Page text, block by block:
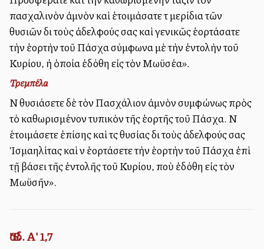
πασχαλινὸν ἀμνὸν καὶ ἑτοιμάσατε τὰ μερίδια τῶν
θυσιῶν διὰ τοὺς ἀδελφούς σας καὶ γενικῶς ἑορτάσατε
τὴν ἑορτὴν τοῦ Πάσχα σύμφωνα μὲ τὴν ἐντολὴν τοῦ
Κυρίου, ἡ ὁποία ἐδόθη εἰς τὸν Μωϋσέα».
Τρεμπέλα
Νὰ θυσιάσετε δὲ τὸν Πασχάλιον ἀμνὸν συμφώνως πρὸς
τὸ καθωρισμένον τυπικὸν τῆς ἑορτῆς τοῦ Πάσχα. Νὰ
ἑτοιμάσετε ἐπίσης καὶ τὰς θυσίας διὰ τοὺς ἀδελφούς σας
Ἰσμαηλίτας καὶ νὰ ἑορτάσετε τὴν ἑορτὴν τοῦ Πάσχα ἐπὶ
τῇ βάσει τῆς ἐντολῆς τοῦ Κυρίου, ποὺ ἐδόθη εἰς τὸν
Μωϋσῆν».
Ἔσδ. Α' 1,7